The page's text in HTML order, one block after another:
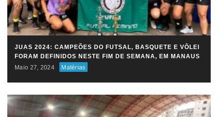
JUAS 2024: CAMPEÕES DO FUTSAL, BASQUETE E VÔLEI
FORAM DEFINIDOS NESTE FIM DE SEMANA, EM MANAUS
Maio 27, 2024
Matérias